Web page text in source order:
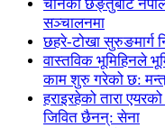
चीनको छङ्तुबाट
सञ्चालनमा
छहरे-टोखा सुरुङमार्ग
वास्तविक भूमिहिनले
काम शुरु गरेको छ:
हराइरहेको तारा
जिवित छैनन्: सेना